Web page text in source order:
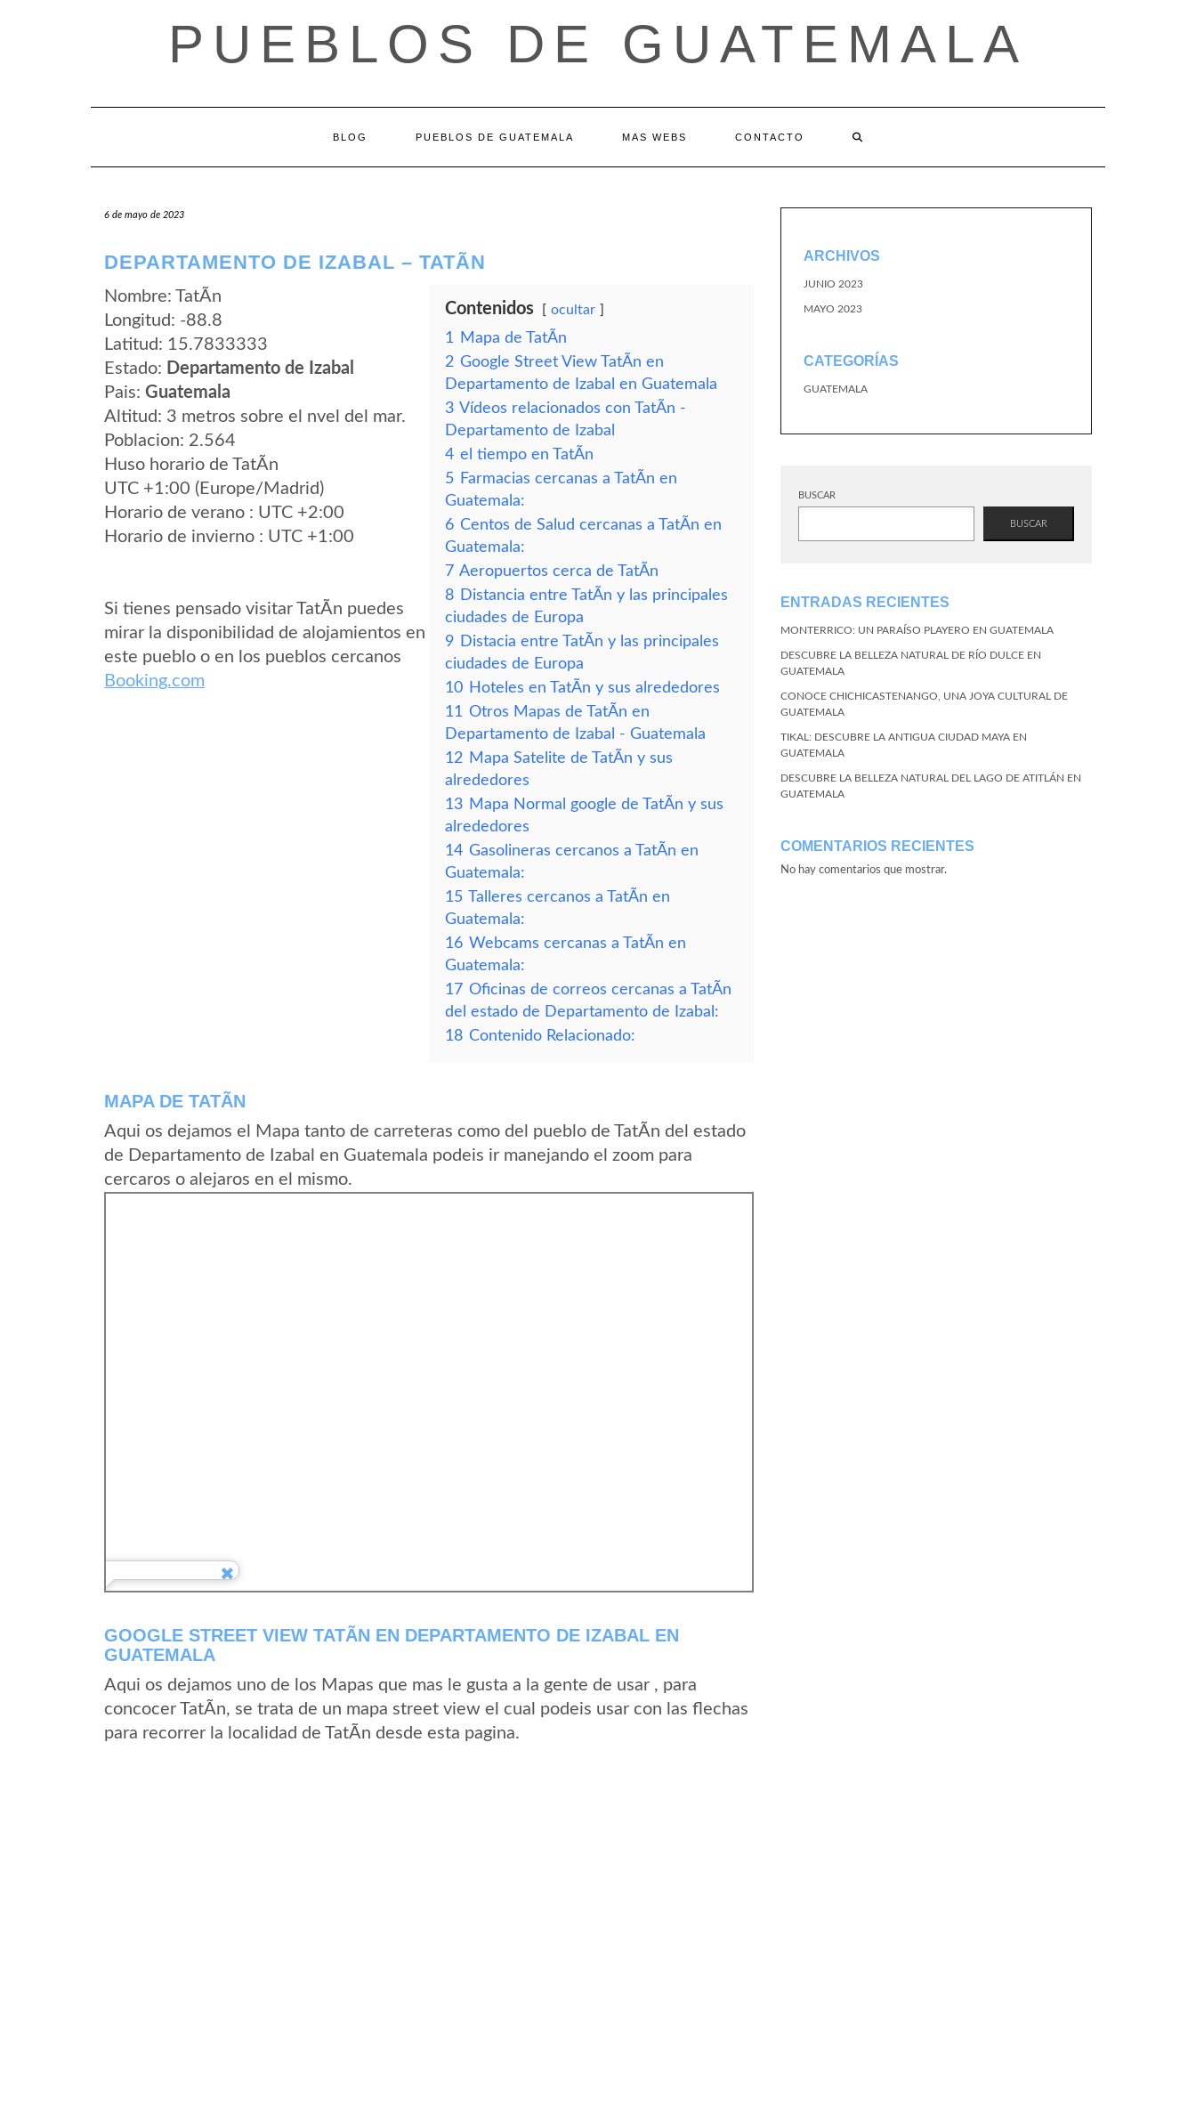
PUEBLOS DE GUATEMALA
BLOG PUEBLOS DE GUATEMALA MAS WEBS CONTACTO
6 de mayo de 2023
DEPARTAMENTO DE IZABAL – TATÃ­N
Nombre: TatÃ­n
Longitud: -88.8
Latitud: 15.7833333
Estado: Departamento de Izabal
Pais: Guatemala
Altitud: 3 metros sobre el nvel del mar.
Poblacion: 2.564
Huso horario de TatÃ­n
UTC +1:00 (Europe/Madrid)
Horario de verano : UTC +2:00
Horario de invierno : UTC +1:00
Si tienes pensado visitar TatÃ­n puedes
mirar la disponibilidad de alojamientos en
este pueblo o en los pueblos cercanos
Booking.com
Contenidos ocultar
1
Mapa de TatÃ­n
2 Google Street View TatÃ­n en
Departamento de Izabal en Guatemala
3 Vídeos relacionados con TatÃ­n -
Departamento de Izabal
4 el tiempo en TatÃ­n
5 Farmacias cercanas a TatÃ­n en
Guatemala:
6 Centos de Salud cercanas a TatÃ­n en
Guatemala:
7 Aeropuertos cerca de TatÃ­n
8 Distancia entre TatÃ­n y las principales
ciudades de Europa
9 Distacia entre TatÃ­n y las principales
ciudades de Europa
10 Hoteles en TatÃ­n y sus alrededores
11 Otros Mapas de TatÃ­n en
Departamento de Izabal - Guatemala
12 Mapa Satelite de TatÃ­n y sus
alrededores
13 Mapa Normal google de TatÃ­n y sus
alrededores
14 Gasolineras cercanos a TatÃ­n en
Guatemala:
15 Talleres cercanos a TatÃ­n en
Guatemala:
16 Webcams cercanas a TatÃ­n en
Guatemala:
17 Oficinas de correos cercanas a TatÃ­n
del estado de Departamento de Izabal:
18 Contenido Relacionado:
MAPA DE TATÃ­N
Aqui os dejamos el Mapa tanto de carreteras como del pueblo de TatÃ­n del estado
de Departamento de Izabal en Guatemala podeis ir manejando el zoom para
cercaros o alejaros en el mismo.
GOOGLE STREET VIEW TATÃ­N EN DEPARTAMENTO DE IZABAL EN
GUATEMALA
Aqui os dejamos uno de los Mapas que mas le gusta a la gente de usar , para
concocer TatÃ­n, se trata de un mapa street view el cual podeis usar con las flechas
para recorrer la localidad de TatÃ­n desde esta pagina.
ARCHIVOS
JUNIO 2023
MAYO 2023
CATEGORÍAS
GUATEMALA
BUSCAR
BUSCAR
ENTRADAS RECIENTES
MONTERRICO: UN PARAÍSO PLAYERO EN GUATEMALA
DESCUBRE LA BELLEZA NATURAL DE RÍO DULCE EN
GUATEMALA
CONOCE CHICHICASTENANGO, UNA JOYA CULTURAL DE
GUATEMALA
TIKAL: DESCUBRE LA ANTIGUA CIUDAD MAYA EN
GUATEMALA
DESCUBRE LA BELLEZA NATURAL DEL LAGO DE ATITLÁN EN
GUATEMALA
COMENTARIOS RECIENTES
No hay comentarios que mostrar.